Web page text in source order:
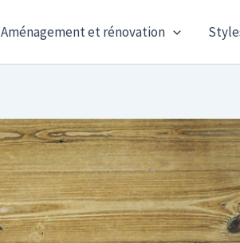
Aménagement et rénovation